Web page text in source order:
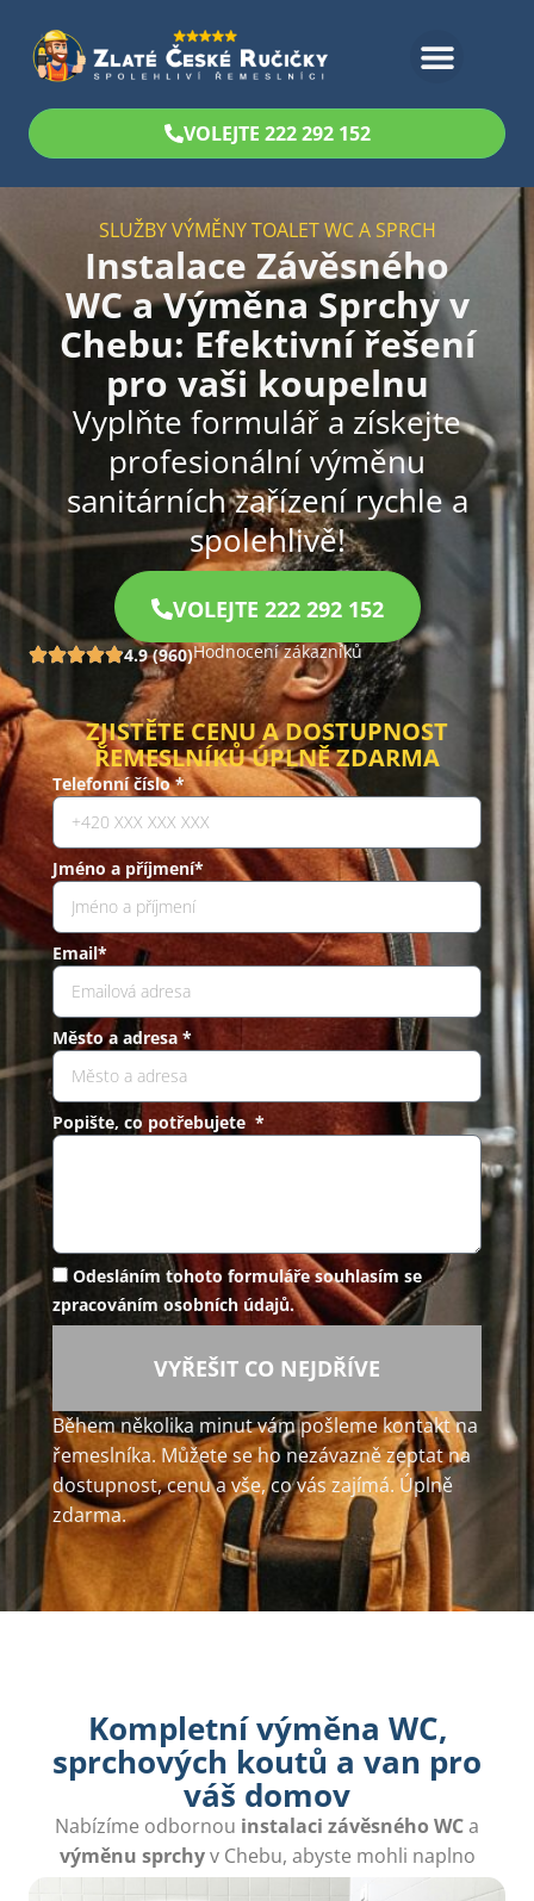
VOLEJTE 222 292 152
SLUŽBY VÝMĚNY TOALET WC A SPRCH
Instalace Závěsného
WC a Výměna Sprchy v
Chebu: Efektivní řešení
pro vaši koupelnu
Vyplňte formulář a získejte
profesionální výměnu
sanitárních zařízení rychle a
spolehlivě!
VOLEJTE 222 292 152
4.9 (960)Hodnocení zákazníků
ZJISTĚTE CENU A DOSTUPNOST
ŘEMESLNÍKŮ ÚPLNĚ ZDARMA
Telefonní číslo *
Jméno a příjmení*
Email*
Město a adresa *
Popište, co potřebujete *
Odesláním tohoto formuláře souhlasím se
zpracováním osobních údajů.
VYŘEŠIT CO NEJDŘÍVE
Během několika minut vám pošleme kontakt na
řemeslníka. Můžete se ho nezávazně zeptat na
dostupnost, cenu a vše, co vás zajímá. Úplně
zdarma.
Kompletní výměna WC,
sprchových koutů a van pro
váš domov
Nabízíme odbornou instalaci závěsného WCa
výměnu sprchyv Chebu, abyste mohli naplno
využívat vaší koupelnu s moderním vybavením.